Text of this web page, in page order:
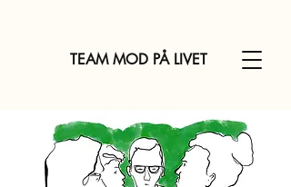
TEAM MOD PÅ LIVET